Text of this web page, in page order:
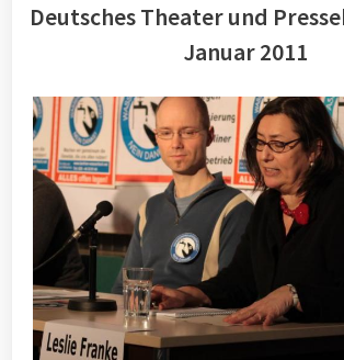
Deutsches Theater und
Januar 2011